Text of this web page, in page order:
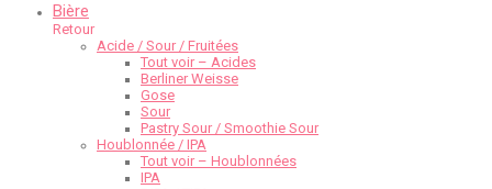
Bière
Retour
Acide / Sour / Fruitées
Tout voir – Acides
Berliner Weisse
Gose
Sour
Pastry Sour / Smoothie Sour
Houblonnée / IPA
Tout voir – Houblonnées
IPA